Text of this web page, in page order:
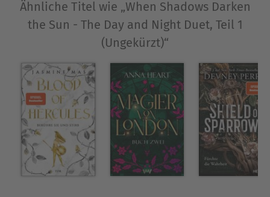
Ähnliche Titel wie „When Shadows Darken
the Sun - The Day and Night Duet, Teil 1
(Ungekürzt)“